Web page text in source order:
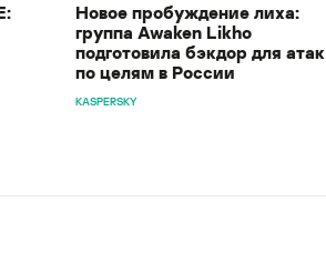
Новое пробуждение лиха:
группа Awaken Likho
подготовила бэкдор для атак
по целям в России
KASPERSKY